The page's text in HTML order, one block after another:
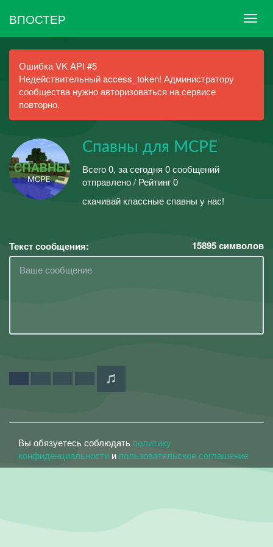
ВПОСТЕР
Ошибка VK API #5
Недействительный access_token! Администратору
сообщества нужно авторизоваться на сервисе
повторно.
Спавны для MCPE
Всего 0, за сегодня 0 сообщений
отправлено / Рейтинг 0
скачивай классные спавны у нас!
Текст сообщения: 15895символов
Вы обязуетесь соблюдать политику
конфиденциальности и пользовательское соглашение